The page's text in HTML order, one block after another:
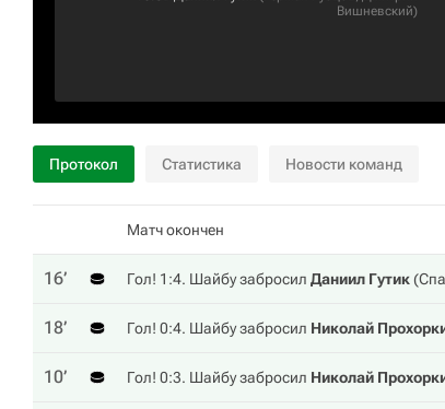
Вишневский)
Протокол Статистика Новости команд
Матч окончен
16‎’‎ Гол! 1:4. Шайбу забросил Даниил Гутик(
18‎’‎ Гол! 0:4. Шайбу забросил Николай
10‎’‎ Гол! 0:3. Шайбу забросил Николай